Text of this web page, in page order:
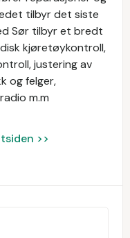
tilbyr det siste
Sør tilbyr et bredt
kjøretøykontroll,
justering av
og felger,
m.m
>>